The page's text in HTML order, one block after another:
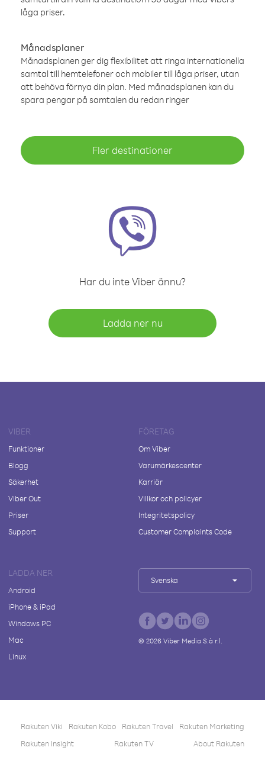
låga priser.
Månadsplaner
Månadsplanen ger dig flexibilitet att ringa internationella
samtal till hemtelefoner och mobiler till låga priser, utan
att behöva förnya din plan. Med månadsplanen kan du
spara pengar på samtalen du redan ringer
Fler destinationer
Har du inte Viber ännu?
Ladda ner nu
VIBER
Funktioner
Blogg
Säkerhet
Viber Out
Priser
Support
FÖRETAG
Om Viber
Varumärkescenter
Karriär
Villkor och policyer
Integritetspolicy
Customer Complaints Code
LADDA NER
Android
iPhone & iPad
Windows PC
Mac
Linux
Svenska
© 2026Viber Media S.à r.l.
Rakuten Viki Rakuten Kobo Rakuten Travel
Rakuten Marketing
Rakuten Insight
Rakuten TV About Rakuten